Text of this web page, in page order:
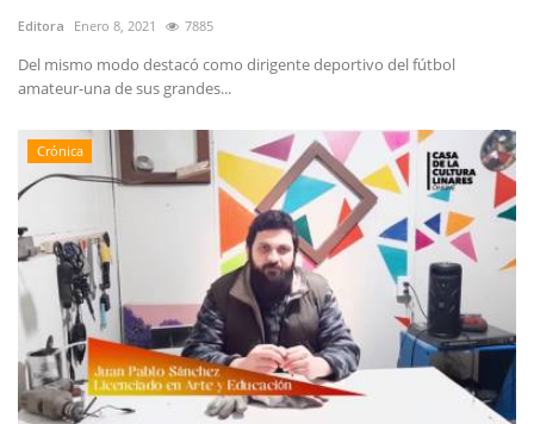
Editora Enero 8, 2021 7885
Del mismo modo destacó como dirigente deportivo del fútbol
amateur-una de sus grandes...
Crónica